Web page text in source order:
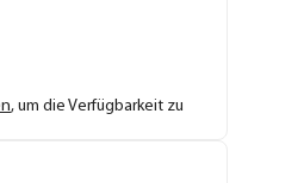
, um die Verfügbarkeit zu